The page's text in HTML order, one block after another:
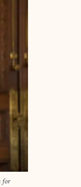
for